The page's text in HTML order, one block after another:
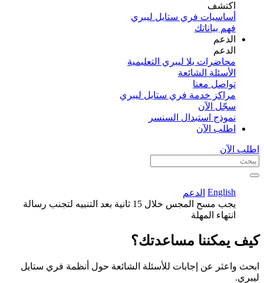
اكتشف​
أساسيات فري ستايل ليبري
فهم بياناتك
الدعم
الدعم
محاضرات يلا ليبري التعليمية
الأسئلة الشائعة
تواصل معنا
مراكز خدمة فري ستايل ليبري
سجّل الآن​
نموذج استبدال السنسر
اطلب الآن
اطلب الآن
English الدعم
يجب مسح المجس خلال 15 ثانية بعد التنبيه لتجنب رسالة
انتهاء المهلة
كيف يمكننا مساعدتك؟
ابحث واعثر عن إجابات للأسئلة الشائعة حول أنظمة فري ستايل
ليبري.